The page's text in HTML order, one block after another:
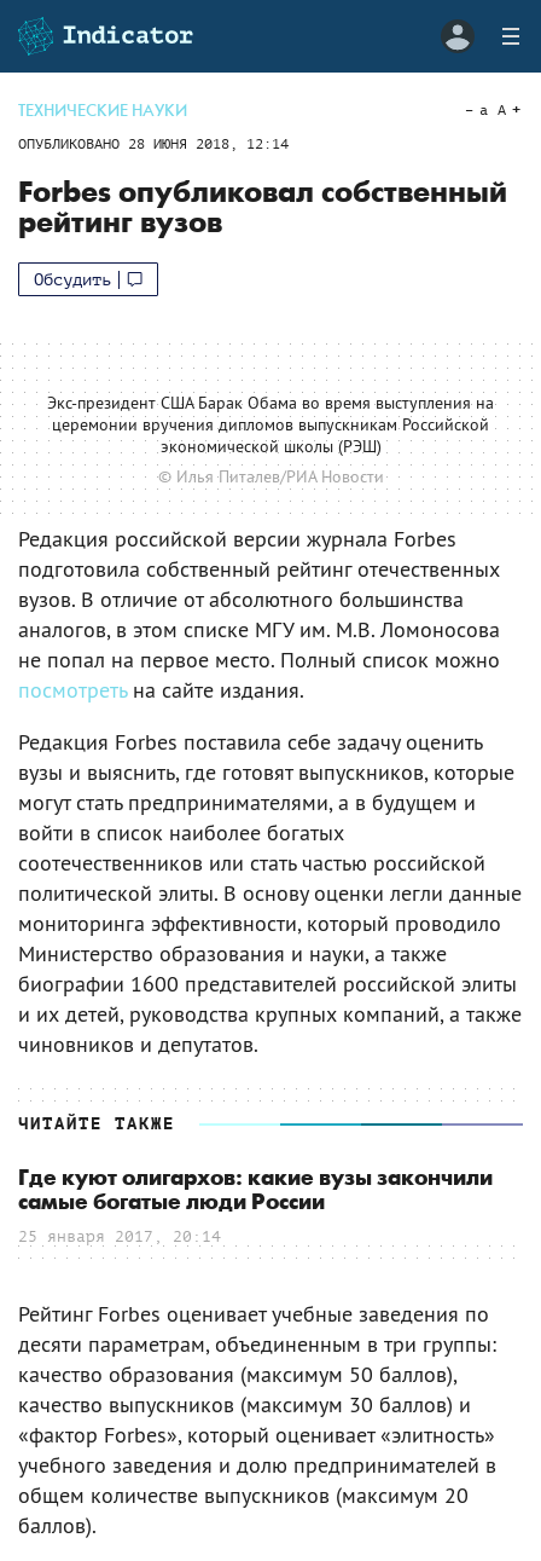
ТЕХНИЧЕСКИЕ НАУКИ
ОПУБЛИКОВАНО 28 ИЮНЯ 2018, 12:14
a A
Forbes опубликовал собственный
рейтинг вузов
Обсудить
Экс-президент США Барак Обама во время выступления на
церемонии вручения дипломов выпускникам Российской
экономической школы (РЭШ)
© Илья Питалев/РИА Новости
Редакция российской версии журнала Forbes
подготовила собственный рейтинг отечественных
вузов. В отличие от абсолютного большинства
аналогов, в этом списке МГУ им. М.В. Ломоносова
не попал на первое место. Полный список можно
посмотретьна сайте издания.
Редакция Forbes поставила себе задачу оценить
вузы и выяснить, где готовят выпускников, которые
могут стать предпринимателями, а в будущем и
войти в список наиболее богатых
соотечественников или стать частью российской
политической элиты. В основу оценки легли данные
мониторинга эффективности, который проводило
Министерство образования и науки, а также
биографии 1600 представителей российской элиты
и их детей, руководства крупных компаний, а также
чиновников и депутатов.
ЧИТАЙТЕ ТАКЖЕ
Где куют олигархов: какие вузы закончили
самые богатые люди России
25 января 2017, 20:14
Рейтинг Forbes оценивает учебные заведения по
десяти параметрам, объединенным в три группы:
качество образования (максимум 50 баллов),
качество выпускников (максимум 30 баллов) и
«фактор Forbes», который оценивает «элитность»
учебного заведения и долю предпринимателей в
общем количестве выпускников (максимум 20
баллов).